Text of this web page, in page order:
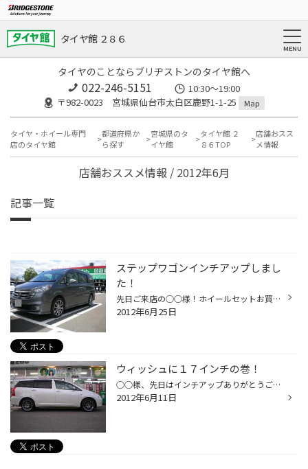
タイヤ館 ２８６
タイヤのことならブリヂストンのタイヤ館へ
022-246-5151
10:30～19:00
〒982-0023 宮城県仙台市太白区鹿野1-1-25
Map
タイヤ・ホイール専門
店のタイヤ館
都道府県か
ら探す
宮城県のタ
イヤ館
タイヤ館 ２
８６TOP
店舗おスス
メ情報
店舗おススメ情報 / 2012年6月
記事一覧
ステップワゴンインチアップしまし
た！
先日ご来店の○○様！ホイールセットお買い上げありがとうございました。 ブリヂストンスペシャルバージョンの専用ブルーセンターキャップ！！！ とてもボディーカラーとマッチしております。 レイズオリジナルですとレッドセンターキャップになります。 個人的にもブルーキャップが好きです。 ホイー...
2012年6月25日
ウィッシュに１７インチの巻！
○○様、先日はインチアップありがとうございました！ どうですか？ＢＢＳのＲＥ-Ｌモデル。実はプリウス用なのですが、ＰＣＤ、インセット、 ハブボア、リム幅の全てがウィッシュと共通！ジャストフィット！！！ カッコイイ！！ １００キロ点検お待ちしております！
2012年6月11日